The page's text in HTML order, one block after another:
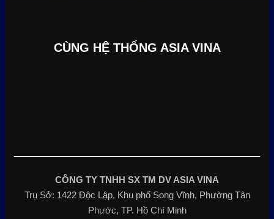
CÙNG HỆ THỐNG ASIA VINA
CÔNG TY TNHH SX TM DV ASIA VINA
Trụ Sở: 1422 Độc Lập, Khu phố Song Vĩnh, Phường Tân
Phước, TP. Hồ Chí Minh